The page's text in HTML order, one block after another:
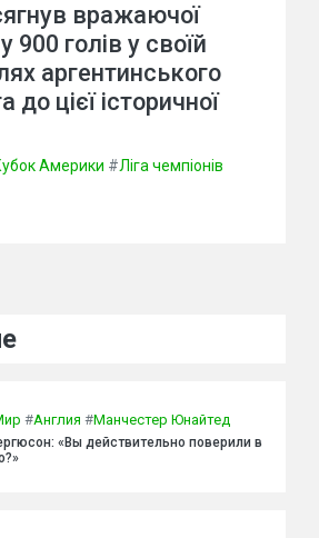
вражаючої
900 голів у своїй
аргентинського
до цієї історичної
Америки #Ліга чемпіонів
#Англия #Манчестер Юнайтед
«Вы действительно поверили в